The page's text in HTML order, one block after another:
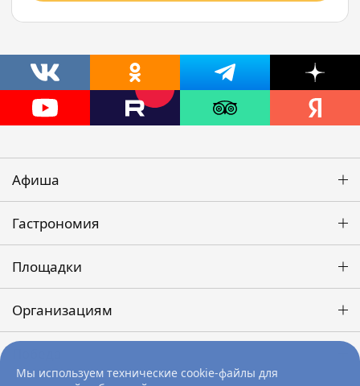
Мы используем технические cookie-файлы для
Афиша
Гастрономия
Площадки
Организациям